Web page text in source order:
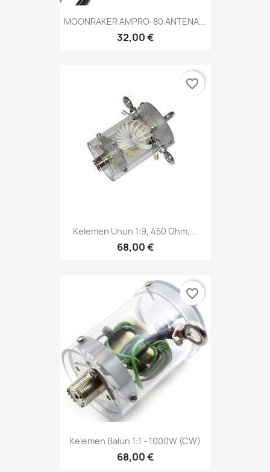
MOONRAKER AMPRO-80 ANTENA...
32,00 €
Kelemen Unun 1:9, 450 Ohm,...
68,00 €
favorite_border
Kelemen Balun 1:1 - 1000W (CW)
68,00 €
favorite_border